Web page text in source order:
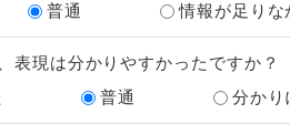
普通 情報が足りな
表現は分かりやすかったですか？
普通 分かり